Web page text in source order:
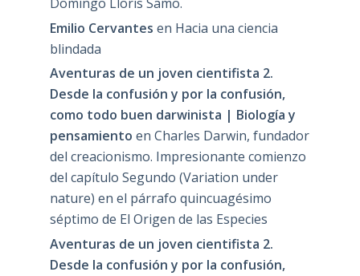
Emilio Cervantes en Hacia una ciencia
blindada
Aventuras de un joven cientifista 2.
Desde la confusión y por la confusión,
como todo buen darwinista | Biología y
pensamiento en Charles Darwin, fundador
del creacionismo. Impresionante comienzo
del capítulo Segundo (Variation under
nature) en el párrafo quincuagésimo
séptimo de El Origen de las Especies
Aventuras de un joven cientifista 2.
Desde la confusión y por la confusión,